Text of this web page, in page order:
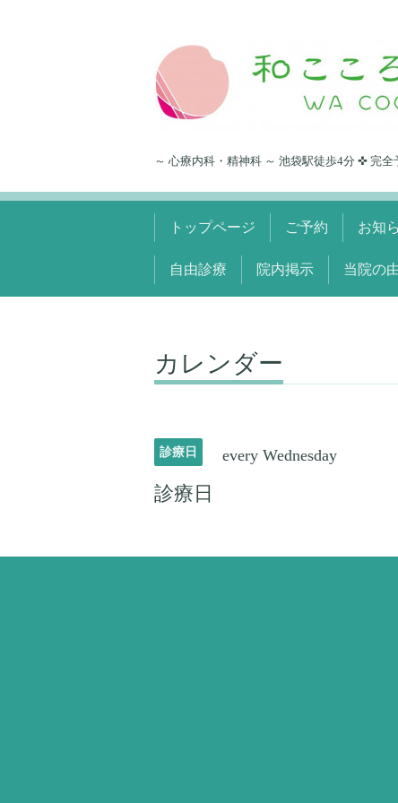
～ 心療内科・精神科 ～ 池袋駅徒歩4分 ✜ 完
トップページ ご予約 お知
自由診療 院内掲示 当院の
カレンダー
診療日 every Wednesday
診療日